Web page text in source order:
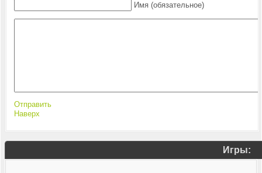
Имя (обязательное)
Отправить
Наверх
Игры: